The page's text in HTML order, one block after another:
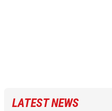
LATEST NEWS